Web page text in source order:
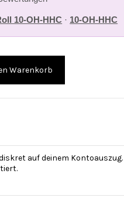
10-OH-HHC · 10-OH-HHC
Warenkorb
auf deinem Kontoauszug.